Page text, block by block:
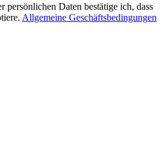
persönlichen Daten bestätige ich, dass
Allgemeine Geschäftsbedingungen